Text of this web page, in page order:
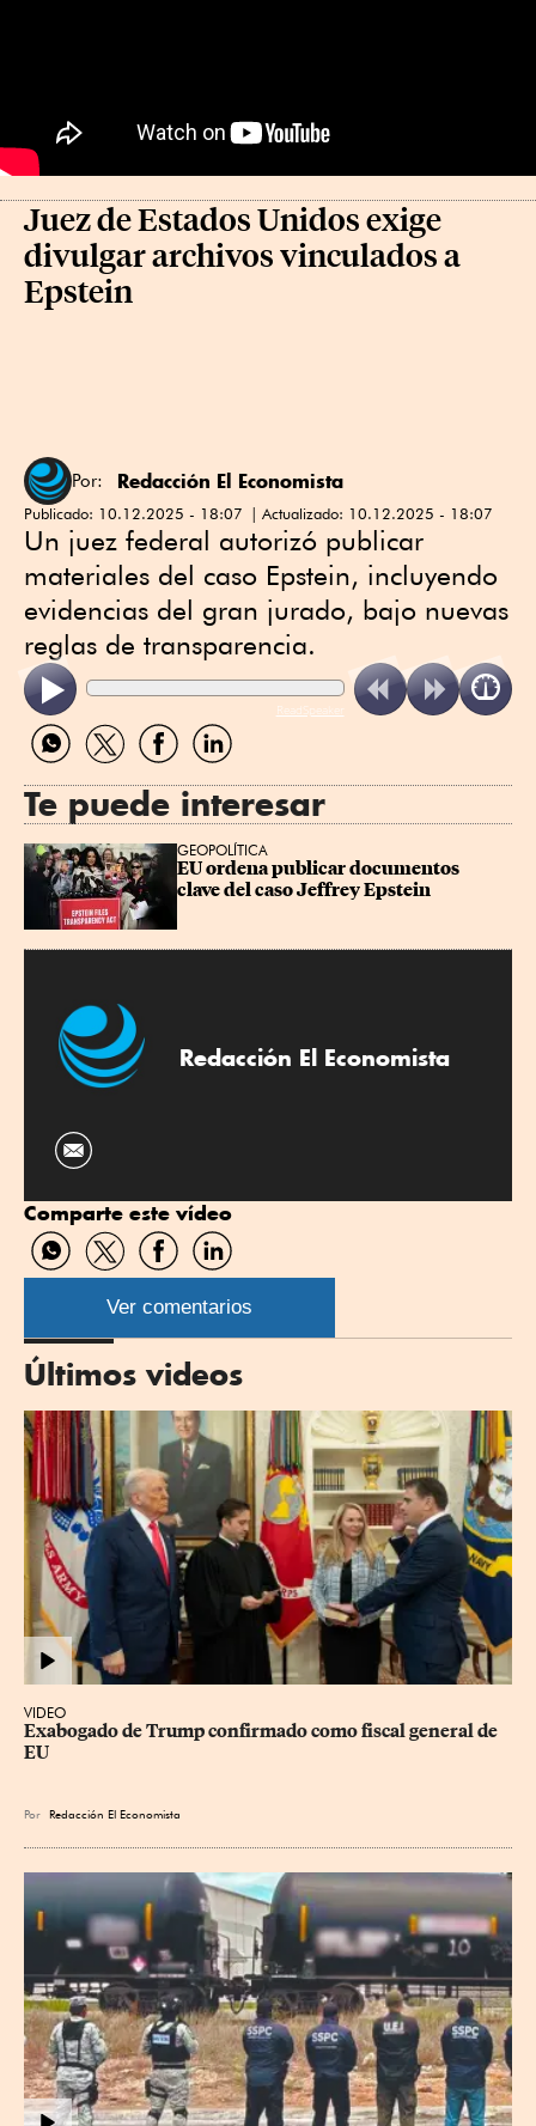
Juez de Estados Unidos exige
divulgar archivos vinculados a
Epstein
Por: Redacción El Economista
Publicado: 10.12.2025 - 18:07 Actualizado: 10.12.2025 - 18:07
Un juez federal autorizó publicar
materiales del caso Epstein, incluyendo
evidencias del gran jurado, bajo nuevas
reglas de transparencia.
ReadSpeaker
Compartir
por
Compartir
por
Compartir
por
Compartir
por
Te puede interesar
GEOPOLÍTICA
EU ordena publicar documentos
clave del caso Jeffrey Epstein
Redacción El Economista
Comparte este vídeo
Compartir
por
WhatsApp
Compartir
por
Twitter
Compartir
por
Facebook
Compartir
por
Linkedin
Ver comentarios
Últimos videos
VIDEO
Exabogado de Trump confirmado como fiscal general de
EU
Por Redacción El Economista